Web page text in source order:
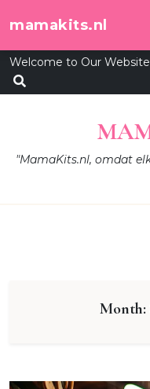
tomamakits.nl
Welcome to Our Website
"MamaKits.nl, omdat
Month: